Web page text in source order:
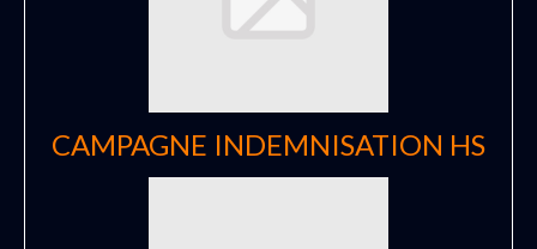
CAMPAGNE INDEMNISATION HS